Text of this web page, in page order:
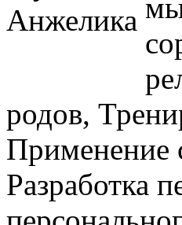
родов,
Применение
Разработка